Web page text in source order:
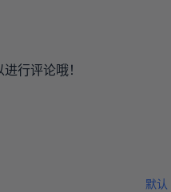
行评论哦！
默认